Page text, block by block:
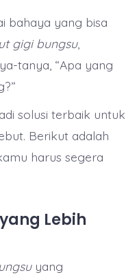
bahaya yang bisa
gigi bungsu,
tanya, “Apa yang
solusi terbaik untuk
Berikut adalah
harus segera
Lebih
yang